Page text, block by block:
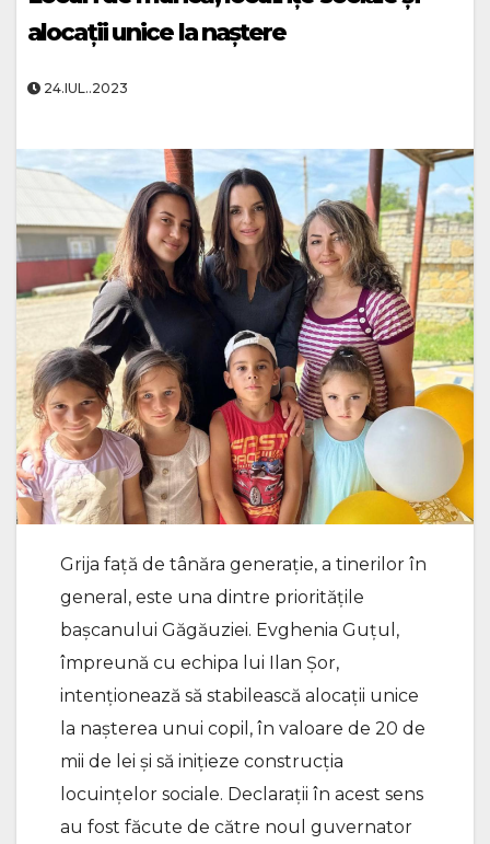
alocații unice la naștere
24.IUL..2023
Grija față de tânăra generație, a tinerilor în
general, este una dintre prioritățile
bașcanului Găgăuziei. Evghenia Guțul,
împreună cu echipa lui Ilan Șor,
intenționează să stabilească alocații unice
la nașterea unui copil, în valoare de 20 de
mii de lei și să inițieze construcția
locuințelor sociale. Declarații în acest sens
au fost făcute de către noul guvernator